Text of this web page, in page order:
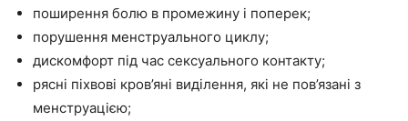
поширення болю в промежину і поперек;
порушення менструального циклу;
дискомфорт під час сексуального контакту;
рясні піхвові кров’яні виділення, які не пов’язані з
менструацією;